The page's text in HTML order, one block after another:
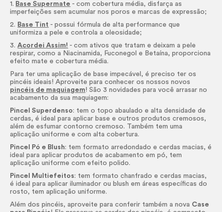
1. Base Supermate - com cobertura média, disfarça as
imperfeições sem acumular nos poros e marcas de expressão;
2. Base Tint - possui fórmula de alta performance que
uniformiza a pele e controla a oleosidade;
3.Acordei Assim! - com ativos que tratam e deixam a pele
respirar, como a Niacinamida, Fuconegol e Betaína, proporciona
efeito mate e cobertura média.
Para ter uma aplicação de base impecável, é preciso ter os
pincéis ideais! Aproveite para conhecer os nossos novos
pincéis de maquiagem! São 3 novidades para você arrasar no
acabamento da sua maquiagem:
Pincel Superdenso: tem o topo abaulado e alta densidade de
cerdas, é ideal para aplicar base e outros produtos cremosos,
além de esfumar contorno cremoso. Também tem uma
aplicação uniforme e com alta cobertura.
Pincel Pó e Blush: tem formato arredondado e cerdas macias, é
ideal para aplicar produtos de acabamento em pó, tem
aplicação uniforme com efeito polido.
Pincel Multiefeitos: tem formato chanfrado e cerdas macias,
é ideal para aplicar iluminador ou blush em áreas específicas do
rosto, tem aplicação uniforme.
Além dos pincéis, aproveite para conferir também a nova Case